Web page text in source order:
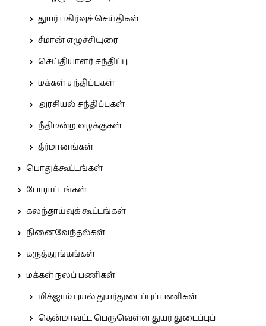
துயர் பகிர்வுச் செய்திகள்
சீமான் எழுச்சியுரை
செய்தியாளர் சந்திப்பு
மக்கள் சந்திப்புகள்
அரசியல் சந்திப்புகள்
நீதிமன்ற வழக்குகள்
தீர்மானங்கள்
பொதுக்கூட்டங்கள்
போராட்டங்கள்
கலந்தாய்வுக் கூட்டங்கள்
நினைவேந்தல்கள்
கருத்தரங்கங்கள்
மக்கள் நலப் பணிகள்
மிக்ஜாம் புயல் துயர்துடைப்புப் பணிகள்
தென்மாவட்ட பெருவெள்ள துயர் துடைப்புப்